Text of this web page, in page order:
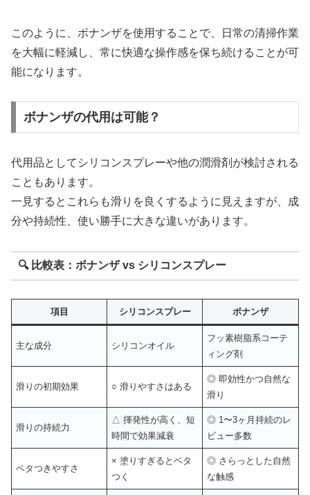
このように、ボナンザを使用することで、日常の清掃作業
を大幅に軽減し、常に快適な操作感を保ち続けることが可
能になります。
ボナンザの代用は可能？
代用品としてシリコンスプレーや他の潤滑剤が検討される
こともあります。
一見するとこれらも滑りを良くするように見えますが、成
分や持続性、使い勝手に大きな違いがあります。
🔍 比較表：ボナンザ vs シリコンスプレー
項目 シリコンスプレー ボナンザ
主な成分 シリコンオイル
フッ素樹脂系コーテ
ィング剤
滑りの初期効果 ○ 滑りやすさはある
◎ 即効性かつ自然な
滑り
滑りの持続力
△ 揮発性が高く、短
時間で効果減衰
◎ 1〜3ヶ月持続のレ
ビュー多数
ベタつきやすさ
× 塗りすぎるとベタ
つく
◎ さらっとした自然
な触感